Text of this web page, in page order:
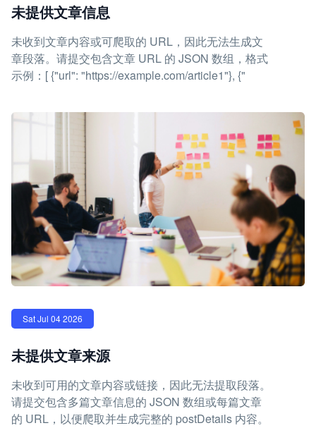
未提供文章信息
未收到文章内容或可爬取的 URL，因此无法生成文
章段落。请提交包含文章 URL 的 JSON 数组，格式
示例：[ {"url": "https://example.com/article1"}, {"
Sat Jul 04 2026
未提供文章来源
未收到可用的文章内容或链接，因此无法提取段落。
请提交包含多篇文章信息的 JSON 数组或每篇文章
的 URL，以便爬取并生成完整的 postDetails 内容。